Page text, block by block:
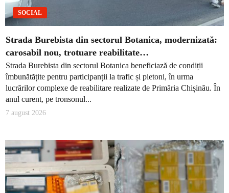
SOCIAL
Strada Burebista din sectorul Botanica, modernizată:
carosabil nou, trotuare reabilitate…
Strada Burebista din sectorul Botanica beneficiază de condiții
îmbunătățite pentru participanții la trafic și pietoni, în urma
lucrărilor complexe de reabilitare realizate de Primăria Chișinău. În
anul curent, pe tronsonul...
7 august 2026